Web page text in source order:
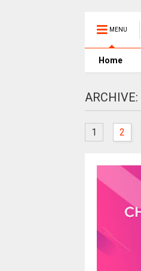
MENU
Home
ARCHIVE:
1 2